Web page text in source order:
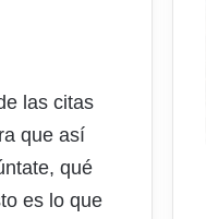
las citas
que así
qué
es lo que